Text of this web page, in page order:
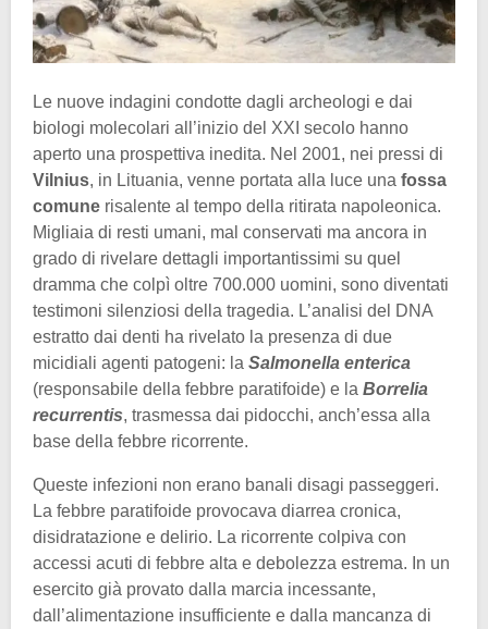
Le nuove indagini condotte dagli archeologi e dai
biologi molecolari all’inizio del XXI secolo hanno
aperto una prospettiva inedita. Nel 2001, nei pressi di
Vilnius, in Lituania, venne portata alla luce una fossa
comune risalente al tempo della ritirata napoleonica.
Migliaia di resti umani, mal conservati ma ancora in
grado di rivelare dettagli importantissimi su quel
dramma che colpì oltre 700.000 uomini, sono diventati
testimoni silenziosi della tragedia. L’analisi del DNA
estratto dai denti ha rivelato la presenza di due
micidiali agenti patogeni: la Salmonella enterica
(responsabile della febbre paratifoide) e la Borrelia
recurrentis, trasmessa dai pidocchi, anch’essa alla
base della febbre ricorrente.
Queste infezioni non erano banali disagi passeggeri.
La febbre paratifoide provocava diarrea cronica,
disidratazione e delirio. La ricorrente colpiva con
accessi acuti di febbre alta e debolezza estrema. In un
esercito già provato dalla marcia incessante,
dall’alimentazione insufficiente e dalla mancanza di